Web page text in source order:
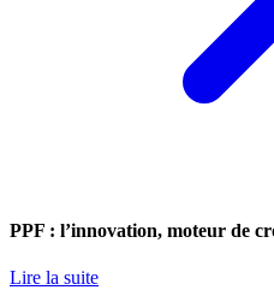
PPF : l’innovation, moteur de
Lire la suite